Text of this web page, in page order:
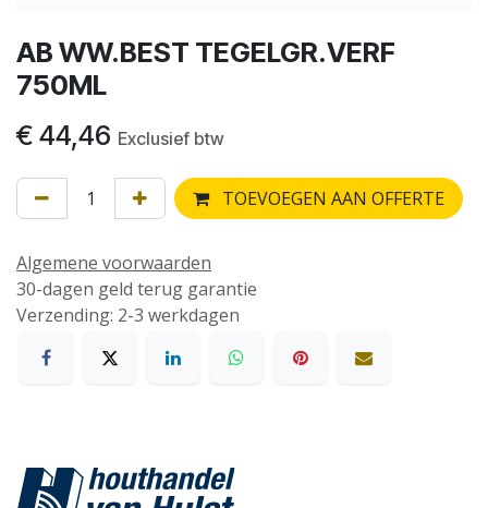
AB WW.BEST TEGELGR.VERF
750ML
€ 44,46 Exclusief btw
TOEVOEGEN AAN OFFERTE
Algemene voorwaarden
30-dagen geld terug garantie
Verzending: 2-3 werkdagen